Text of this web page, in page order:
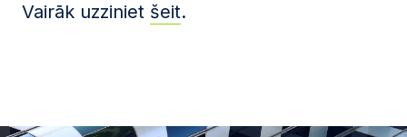
Vairāk uzziniet šeit.